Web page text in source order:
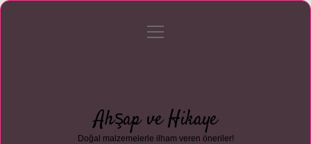
Gizlilik Politikası
menüyü
Ahşap ve Hikaye
Doğal malzemelerle ilham veren öneriler!